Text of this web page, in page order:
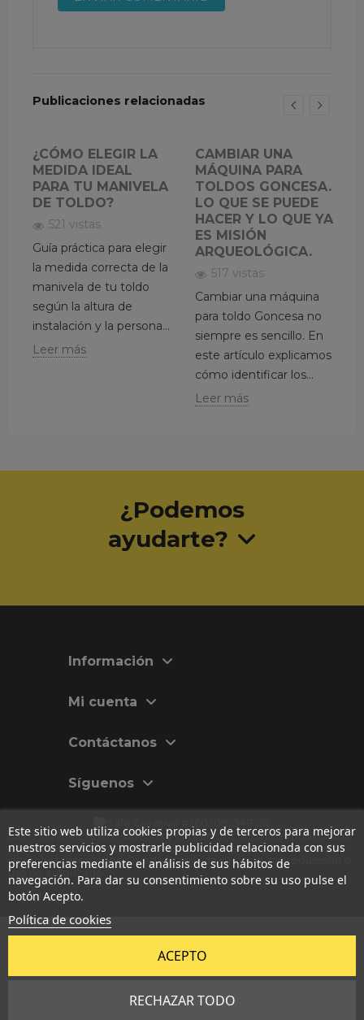
Publicaciones relacionadas
¿CÓMO ELEGIR LA
MEDIDA IDEAL
PARA TU MANIVELA
DE TOLDO?
521 vistas
Guía práctica para elegir
la medida correcta de la
manivela de tu toldo
según la altura de
instalación y la persona...
Leer más
CAMBIAR UNA
MÁQUINA PARA
TOLDOS GONCESA.
LO QUE SE PUEDE
HACER Y LO QUE YA
ES MISIÓN
ARQUEOLÓGICA.
517 vistas
Cambiar una máquina
para toldo Goncesa no
siempre es sencillo. En
este artículo explicamos
cómo identificar los...
Leer más
¿Podemos
ayudarte?
Información
Mi cuenta
Contáctanos
Este sitio web utiliza cookies propias y de terceros para mejorar
nuestros servicios y mostrarle publicidad relacionada con sus
preferencias mediante el análisis de sus hábitos de
navegación. Para dar su consentimiento sobre su uso pulse el
botón Acepto.
Política de cookies
RECHAZAR TODO
ACEPTO
Síguenos
Las imágenes, textos, diseños y contenidos originales publicados
en esta web están registrados enSafe Creative. Todos los
derechos reservados. Queda prohibida su copia, reproducción o
uso no autorizado.